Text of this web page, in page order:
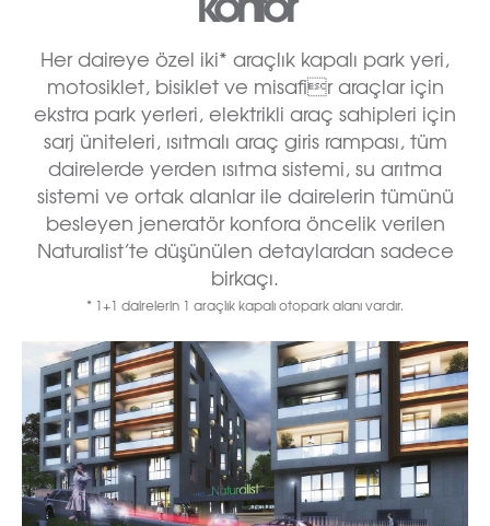
Her daireye özel iki* araçlık kapalı park yeri,
motosiklet, bisiklet ve misafir araçlar için
ekstra park yerleri, elektrikli araç sahipleri için
sarj üniteleri, ısıtmalı araç giris rampası, tüm
dairelerde yerden ısıtma sistemi, su arıtma
sistemi ve ortak alanlar ile dairelerin tümünü
besleyen jeneratör konfora öncelik verilen
Naturalist’te düşünülen detaylardan sadece
birkaçı.
* 1+1 dairelerin 1 araçlık kapalı otopark alanı vardır.